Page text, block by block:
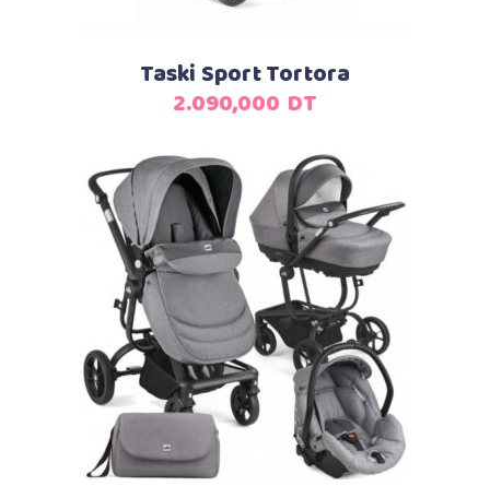
Taski Sport Tortora
2.090,000 DT
Ajouter au panier